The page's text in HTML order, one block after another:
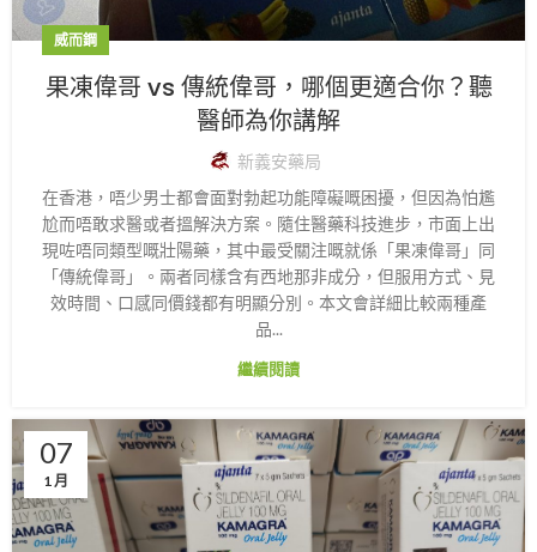
威而鋼
果凍偉哥 vs 傳統偉哥，哪個更適合你？聽
醫師為你講解
新義安藥局
在香港，唔少男士都會面對勃起功能障礙嘅困擾，但因為怕尷
尬而唔敢求醫或者搵解決方案。隨住醫藥科技進步，市面上出
現咗唔同類型嘅壯陽藥，其中最受關注嘅就係「果凍偉哥」同
「傳統偉哥」。兩者同樣含有西地那非成分，但服用方式、見
效時間、口感同價錢都有明顯分別。本文會詳細比較兩種產
品...
繼續閱讀
07
1 月